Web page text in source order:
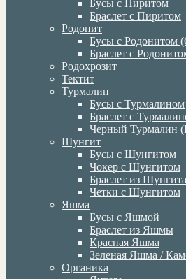
Бусы с Пиритом
Браслет с Пиритом
Родонит
Бусы с Родонитом
Браслет с
Родохрозит
Тектит
Турмалин
Бусы с Турмалином
Браслет с
Черный Турмалин
Шунгит
Бусы с Шунгитом
Чокер с Шунгитом
Браслет из Шунгита
Четки с Шунгитом
Яшма
Бусы с Яшмой
Браслет из Яшмы
Красная Яшма
Зеленая Яшма /
Органика